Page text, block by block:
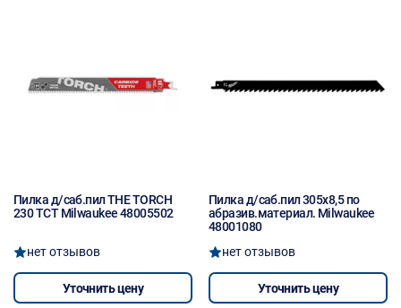
Пилка д/саб.пил THE TORCH
230 TCT Milwaukee 48005502
нет отзывов
Уточнить цену
Пилка д/саб.пил 305x8,5 по
абразив.материал. Milwaukee
48001080
нет отзывов
Уточнить цену